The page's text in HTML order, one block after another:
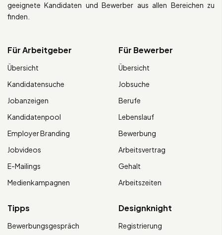
geeignete Kandidaten und Bewerber aus allen Bereichen zu
finden.
Für Arbeitgeber
Übersicht
Kandidatensuche
Jobanzeigen
Kandidatenpool
Employer Branding
Jobvideos
E-Mailings
Medienkampagnen
Für Bewerber
Übersicht
Jobsuche
Berufe
Lebenslauf
Bewerbung
Arbeitsvertrag
Gehalt
Arbeitszeiten
Tipps
Bewerbungsgespräch
Designknight
Registrierung